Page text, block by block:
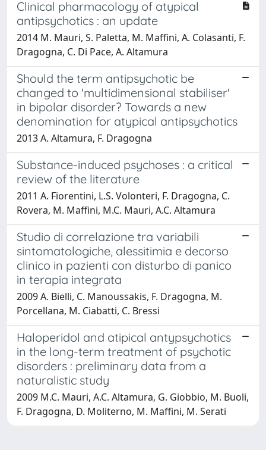
Clinical pharmacology of atypical
antipsychotics : an update
2014 M. Mauri, S. Paletta, M. Maffini, A. Colasanti, F.
Dragogna, C. Di Pace, A. Altamura
Should the term antipsychotic be
changed to 'multidimensional stabiliser'
in bipolar disorder? Towards a new
denomination for atypical antipsychotics
2013 A. Altamura, F. Dragogna
Substance-induced psychoses : a critical
review of the literature
2011 A. Fiorentini, L.S. Volonteri, F. Dragogna, C.
Rovera, M. Maffini, M.C. Mauri, A.C. Altamura
Studio di correlazione tra variabili
sintomatologiche, alessitimia e decorso
clinico in pazienti con disturbo di panico
in terapia integrata
2009 A. Bielli, C. Manoussakis, F. Dragogna, M.
Porcellana, M. Ciabatti, C. Bressi
Haloperidol and atipical antypsychotics
in the long-term treatment of psychotic
disorders : preliminary data from a
naturalistic study
2009 M.C. Mauri, A.C. Altamura, G. Giobbio, M. Buoli,
F. Dragogna, D. Moliterno, M. Maffini, M. Serati